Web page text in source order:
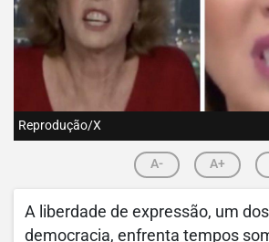
Reprodução/X
A- A+
A liberdade de expressão, um
democracia, enfrenta tempos